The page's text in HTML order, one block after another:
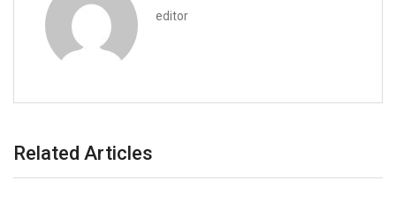
editor
Related Articles